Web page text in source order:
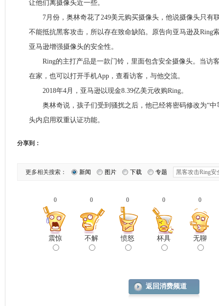
让他们离摄像头近一些。
7月份，奥林奇花了249美元购买摄像头，他说摄像头只有
不能抵抗黑客攻击，所以存在致命缺陷。原告向亚马逊及Ring
亚马逊增强摄像头的安全性。
Ring的主打产品是一款门铃，里面包含安全摄像头。当访
在家，也可以打开手机App，查看访客，与他交流。
2018年4月，亚马逊以现金8.39亿美元收购Ring。
奥林奇说，孩子们受到骚扰之后，他已经将密码修改为“中
头内启用双重认证功能。
分享到：
更多相关搜索： 新闻 图片 下载 专题
0
震惊
0
不解
0
愤怒
0
杯具
0
无聊
返回消费频道